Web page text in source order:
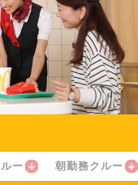
ー 朝勤務クルー